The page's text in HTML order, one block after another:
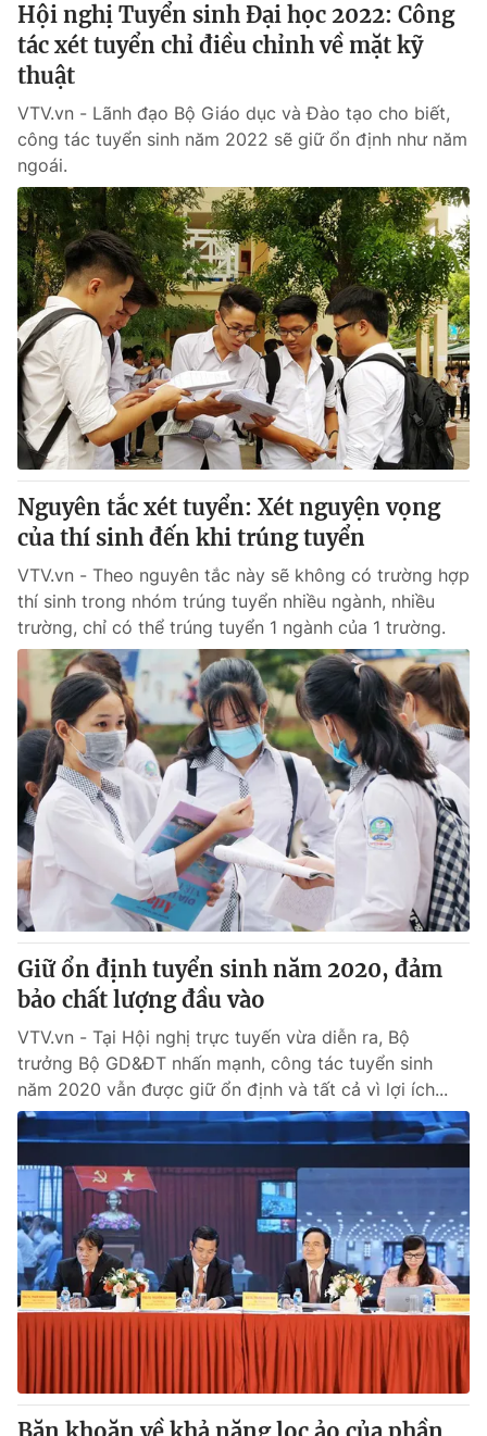
® Cấm sao chép dưới mọi hình thức nếu không có sự chấp
thuận bằng văn bản. Ghi rõ nguồn VTV.vn khi phát hành lại
thông tin từ website này.
Hội nghị Tuyển sinh Đại học 2022: Công
tác xét tuyển chỉ điều chỉnh về mặt kỹ
thuật
VTV.vn - Lãnh đạo Bộ Giáo dục và Đào tạo cho biết,
công tác tuyển sinh năm 2022 sẽ giữ ổn định như năm
ngoái.
Nguyên tắc xét tuyển: Xét nguyện vọng
của thí sinh đến khi trúng tuyển
VTV.vn - Theo nguyên tắc này sẽ không có trường hợp
thí sinh trong nhóm trúng tuyển nhiều ngành, nhiều
trường, chỉ có thể trúng tuyển 1 ngành của 1 trường.
Giữ ổn định tuyển sinh năm 2020, đảm
bảo chất lượng đầu vào
VTV.vn - Tại Hội nghị trực tuyến vừa diễn ra, Bộ
trưởng Bộ GD&ĐT nhấn mạnh, công tác tuyển sinh
năm 2020 vẫn được giữ ổn định và tất cả vì lợi ích...